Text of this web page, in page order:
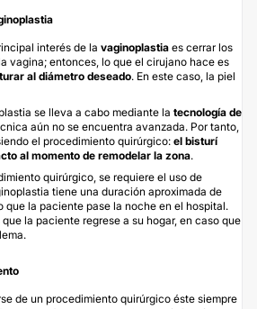
interés de la vaginoplastia es cerrar los
vagina; entonces, lo que el cirujano hace es
al diámetro deseado. En este caso, la piel
se lleva a cabo mediante la tecnología de
aún no se encuentra avanzada. Por tanto,
el procedimiento quirúrgico: el bisturí
al momento de remodelar la zona.
quirúrgico, se requiere el uso de
tiene una duración aproximada de
que la paciente pase la noche en el hospital.
la paciente regrese a su hogar, en caso que
de un procedimiento quirúrgico éste siempre